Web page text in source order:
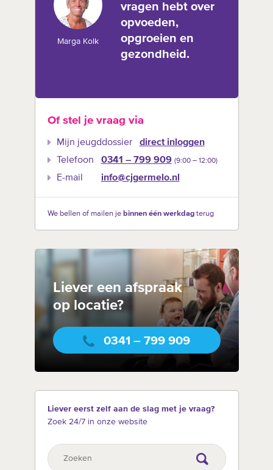
Marga Kolk
vragen hebt over
opvoeden,
opgroeien en
gezondheid.
Of stel je vraag via
Mijn jeugddossier
direct inloggen
Telefoon
0341 – 799 909 (9:00 –‍ 12:00)
E-mail info@cjgermelo.nl
We bellen of mailen je binnen één werkdagterug
Liever een afspraak
op locatie?
0341 – 799 909
Liever eerst zelf aan de slag met je vraag?
Zoek 24/7 in onze website